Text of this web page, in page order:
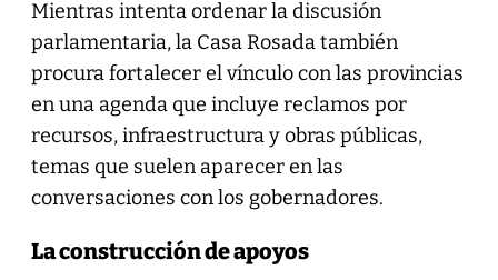
Mientras intenta ordenar la discusión
parlamentaria, la Casa Rosada también
procura fortalecer el vínculo con las provincias
en una agenda que incluye reclamos por
recursos, infraestructura y obras públicas,
temas que suelen aparecer en las
conversaciones con los gobernadores.
La construcción de apoyos